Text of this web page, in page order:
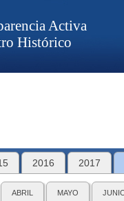
Activa
Histórico
2016 2017
ABRIL MAYO